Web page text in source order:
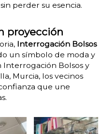
perder su esencia.
proyección
Interrogación Bolsos
un símbolo de moda y
Interrogación Bolsos y
Murcia, los vecinos
que une